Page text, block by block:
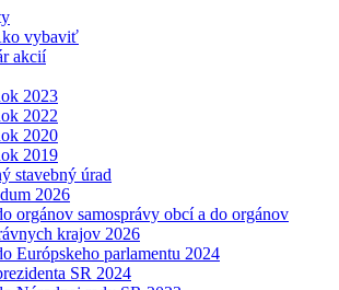
vybaviť
akcií
2023
2022
2020
2019
stavebný úrad
2026
orgánov samosprávy obcí a do orgánov
krajov 2026
Európskeho parlamentu 2024
SR 2024